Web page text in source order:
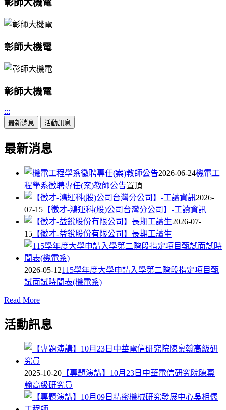
彰師大機電
彰師大機電
彰師大機電
:::
最新消息 活動訊息
最新消息
2026-06-24機電工
程學系徵聘專任(案)教師公告置頂
2026-
07-15 【徵才-鴻運科(股)公司台灣分公司】-工讀資訊
2026-07-
15 【徵才-益銳股份有限公司】長期工讀生
2026-05-12115學年度大學申請入學第二階段指定項目甄
試面試時間表(機電系)
Read More
活動訊息
2025-10-20 【專題演講】10月23日中華電信研究院陳稟
翰高級研究員